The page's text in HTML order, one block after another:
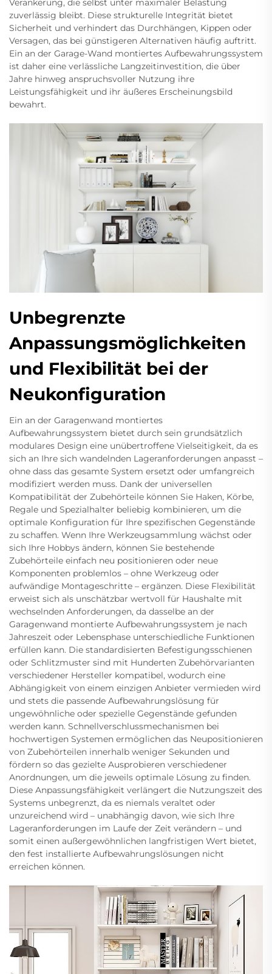
Verankerung, die selbst unter maximaler Belastung
zuverlässig bleibt. Diese strukturelle Integrität bietet
Sicherheit und verhindert das Durchhängen, Kippen oder
Versagen, das bei günstigeren Alternativen häufig auftritt.
Ein an der Garage-Wand montiertes Aufbewahrungssystem
ist daher eine verlässliche Langzeitinvestition, die über
Jahre hinweg anspruchsvoller Nutzung ihre
Leistungsfähigkeit und ihr äußeres Erscheinungsbild
bewahrt.
Unbegrenzte
Anpassungsmöglichkeiten
und Flexibilität bei der
Neukonfiguration
Ein an der Garagenwand montiertes
Aufbewahrungssystem bietet durch sein grundsätzlich
modulares Design eine unübertroffene Vielseitigkeit, da es
sich an Ihre sich wandelnden Lageranforderungen anpasst –
ohne dass das gesamte System ersetzt oder umfangreich
modifiziert werden muss. Dank der universellen
Kompatibilität der Zubehörteile können Sie Haken, Körbe,
Regale und Spezialhalter beliebig kombinieren, um die
optimale Konfiguration für Ihre spezifischen Gegenstände
zu schaffen. Wenn Ihre Werkzeugsammlung wächst oder
sich Ihre Hobbys ändern, können Sie bestehende
Zubehörteile einfach neu positionieren oder neue
Komponenten problemlos – ohne Werkzeug oder
aufwändige Montageschritte – ergänzen. Diese Flexibilität
erweist sich als unschätzbar wertvoll für Haushalte mit
wechselnden Anforderungen, da dasselbe an der
Garagenwand montierte Aufbewahrungssystem je nach
Jahreszeit oder Lebensphase unterschiedliche Funktionen
erfüllen kann. Die standardisierten Befestigungsschienen
oder Schlitzmuster sind mit Hunderten Zubehörvarianten
verschiedener Hersteller kompatibel, wodurch eine
Abhängigkeit von einem einzigen Anbieter vermieden wird
und stets die passende Aufbewahrungslösung für
ungewöhnliche oder spezielle Gegenstände gefunden
werden kann. Schnellverschlussmechanismen bei
hochwertigen Systemen ermöglichen das Neupositionieren
von Zubehörteilen innerhalb weniger Sekunden und
fördern so das gezielte Ausprobieren verschiedener
Anordnungen, um die jeweils optimale Lösung zu finden.
Diese Anpassungsfähigkeit verlängert die Nutzungszeit des
Systems unbegrenzt, da es niemals veraltet oder
unzureichend wird – unabhängig davon, wie sich Ihre
Lageranforderungen im Laufe der Zeit verändern – und
somit einen außergewöhnlichen langfristigen Wert bietet,
den fest installierte Aufbewahrungslösungen nicht
erreichen können.